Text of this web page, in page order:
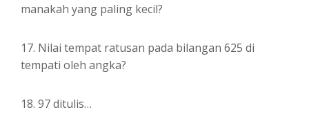
manakah yang paling kecil?
17. Nilai tempat ratusan pada bilangan 625 di
tempati oleh angka?
18. 97 ditulis…